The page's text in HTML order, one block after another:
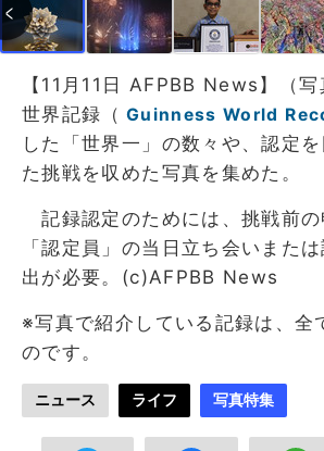
成中 画
【11月11日 AFPBB News】（
世界記録（ Guinness World
した「世界一」の数々や、認定
た挑戦を収めた写真を集めた。
記録認定のためには、挑戦前の
「認定員」の当日立ち会いまた
出が必要。(c)AFPBB News
※写真で紹介している記録は、全
のです。
ニュース ライフ 写真特集